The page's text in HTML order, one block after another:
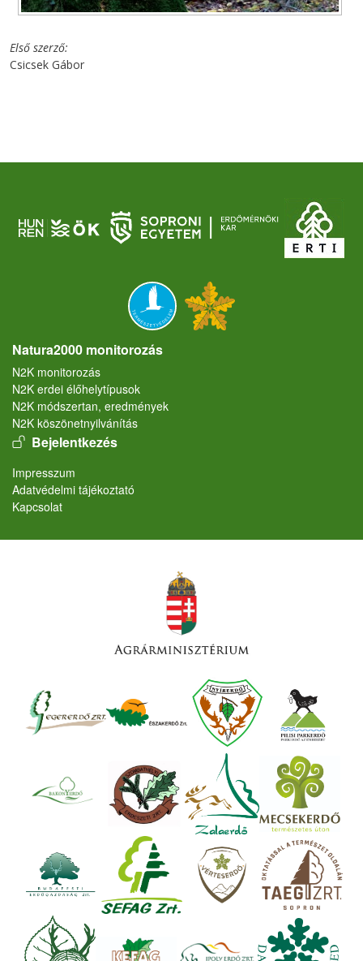
Első szerző
Csicsek Gábor
Natura2000 monitorozás
N2K monitorozás
N2K erdei élőhelytípusok
N2K módszertan, eredmények
N2K köszönetnyilvánítás
User account menu
Bejelentkezés
Lábléc
Impresszum
Adatvédelmi tájékoztató
Kapcsolat